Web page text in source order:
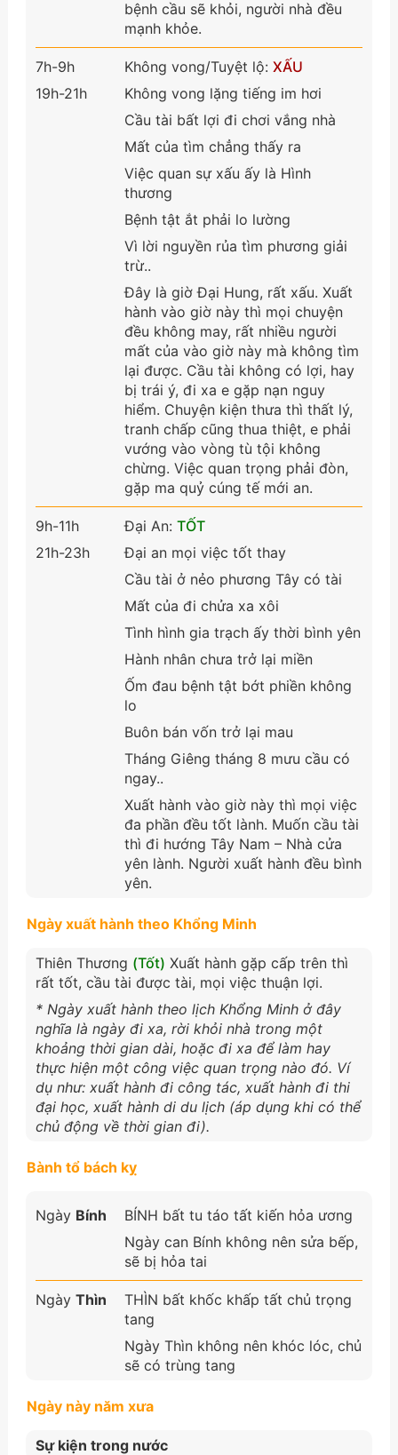
bệnh cầu sẽ khỏi, người nhà đều
mạnh khỏe.
7h-9h
19h-21h
Không vong/Tuyệt lộ: XẤU
Không vong lặng tiếng im hơi
Cầu tài bất lợi đi chơi vắng nhà
Mất của tìm chẳng thấy ra
Việc quan sự xấu ấy là Hình
thương
Bệnh tật ắt phải lo lường
Vì lời nguyền rủa tìm phương giải
trừ..
Đây là giờ Đại Hung, rất xấu. Xuất
hành vào giờ này thì mọi chuyện
đều không may, rất nhiều người
mất của vào giờ này mà không tìm
lại được. Cầu tài không có lợi, hay
bị trái ý, đi xa e gặp nạn nguy
hiểm. Chuyện kiện thưa thì thất lý,
tranh chấp cũng thua thiệt, e phải
vướng vào vòng tù tội không
chừng. Việc quan trọng phải đòn,
gặp ma quỷ cúng tế mới an.
9h-11h
21h-23h
Đại An: TỐT
Đại an mọi việc tốt thay
Cầu tài ở nẻo phương Tây có tài
Mất của đi chửa xa xôi
Tình hình gia trạch ấy thời bình yên
Hành nhân chưa trở lại miền
Ốm đau bệnh tật bớt phiền không
lo
Buôn bán vốn trở lại mau
Tháng Giêng tháng 8 mưu cầu có
ngay..
Xuất hành vào giờ này thì mọi việc
đa phần đều tốt lành. Muốn cầu tài
thì đi hướng Tây Nam – Nhà cửa
yên lành. Người xuất hành đều bình
yên.
Ngày xuất hành theo Khổng Minh
Thiên Thương (Tốt) Xuất hành gặp cấp trên thì
rất tốt, cầu tài được tài, mọi việc thuận lợi.
* Ngày xuất hành theo lịch Khổng Minh ở đây
nghĩa là ngày đi xa, rời khỏi nhà trong một
khoảng thời gian dài, hoặc đi xa để làm hay
thực hiện một công việc quan trọng nào đó. Ví
dụ như: xuất hành đi công tác, xuất hành đi thi
đại học, xuất hành di du lịch (áp dụng khi có thể
chủ động về thời gian đi).
Bành tổ bách kỵ
Ngày Bính
BÍNH bất tu táo tất kiến hỏa ương
Ngày can Bính không nên sửa bếp,
sẽ bị hỏa tai
Ngày Thìn
THÌN bất khốc khấp tất chủ trọng
tang
Ngày Thìn không nên khóc lóc, chủ
sẽ có trùng tang
Ngày này năm xưa
Sự kiện trong nước